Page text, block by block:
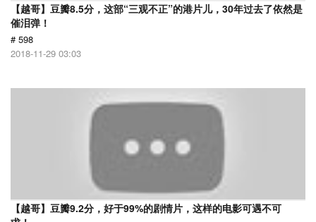
【越哥】豆瓣8.5分，这部“三观不正”的港片儿，30年过去了依然是
催泪弹！
# 598
2018-11-29 03:03
【越哥】豆瓣9.2分，好于99%的剧情片，这样的电影可遇不可